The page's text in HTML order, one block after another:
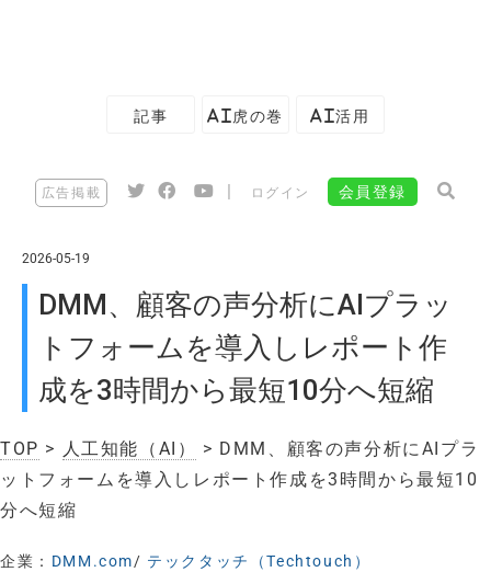
記事 AI虎の巻 AI活用
広告掲載 ログイン 会員登録
2026-05-19
DMM、顧客の声分析にAIプラッ
トフォームを導入しレポート作
成を3時間から最短10分へ短縮
TOP > 人工知能（AI）
> DMM、顧客の声分析にAIプラ
ットフォームを導入しレポート作成を3時間から最短10
分へ短縮
企業： DMM.com/ テックタッチ（Techtouch）